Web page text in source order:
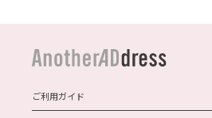
ご利用ガイド